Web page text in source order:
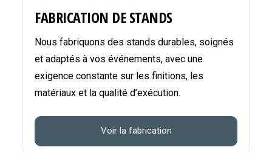
FABRICATION DE STANDS
Nous fabriquons des stands durables, soignés
et adaptés à vos événements, avec une
exigence constante sur les finitions, les
matériaux et la qualité d’exécution.
Voir la fabrication